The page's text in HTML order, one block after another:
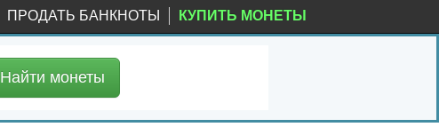
ПРОДАТЬ БАНКНОТЫ КУПИТЬ МОНЕТЫ
Найти монеты